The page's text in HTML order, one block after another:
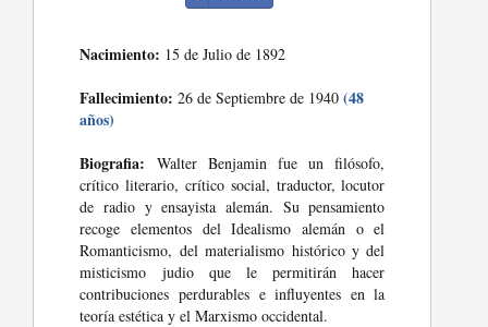
Nacimiento: 15 de Julio de 1892
Fallecimiento: 26 de Septiembre de 1940(48
años)
Biografia: Walter Benjamin fue un filósofo,
crítico literario, crítico social, traductor, locutor
de radio y ensayista alemán. Su pensamiento
recoge elementos del Idealismo alemán o el
Romanticismo, del materialismo histórico y del
misticismo judio que le permitirán hacer
contribuciones perdurables e influyentes en la
teoría estética y el Marxismo occidental.